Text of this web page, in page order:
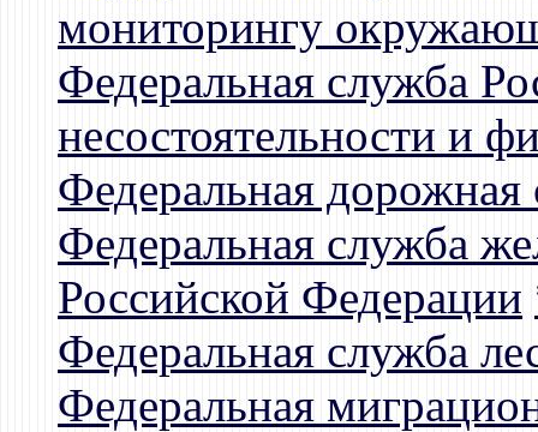
мониторингу
Федеральная служба
несостоятельности и
Федеральная дорожная
Федеральная служба
Российской Федерации
Федеральная служба
Федеральная